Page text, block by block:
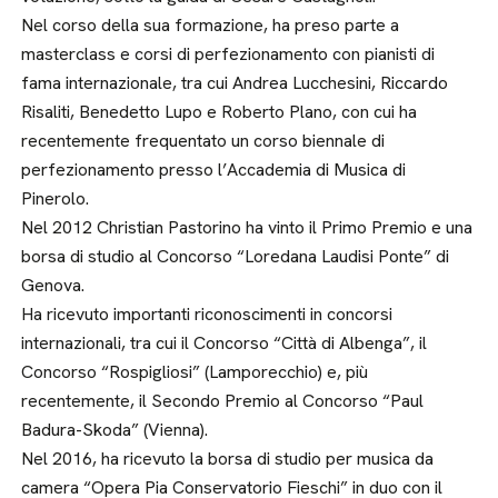
Nel corso della sua formazione, ha preso parte a
masterclass e corsi di perfezionamento con pianisti di
fama internazionale, tra cui Andrea Lucchesini, Riccardo
Risaliti, Benedetto Lupo e Roberto Plano, con cui ha
recentemente frequentato un corso biennale di
perfezionamento presso l’Accademia di Musica di
Pinerolo.
Nel 2012 Christian Pastorino ha vinto il Primo Premio e una
borsa di studio al Concorso “Loredana Laudisi Ponte” di
Genova.
Ha ricevuto importanti riconoscimenti in concorsi
internazionali, tra cui il Concorso “Città di Albenga”, il
Concorso “Rospigliosi” (Lamporecchio) e, più
recentemente, il Secondo Premio al Concorso “Paul
Badura-Skoda” (Vienna).
Nel 2016, ha ricevuto la borsa di studio per musica da
camera “Opera Pia Conservatorio Fieschi” in duo con il